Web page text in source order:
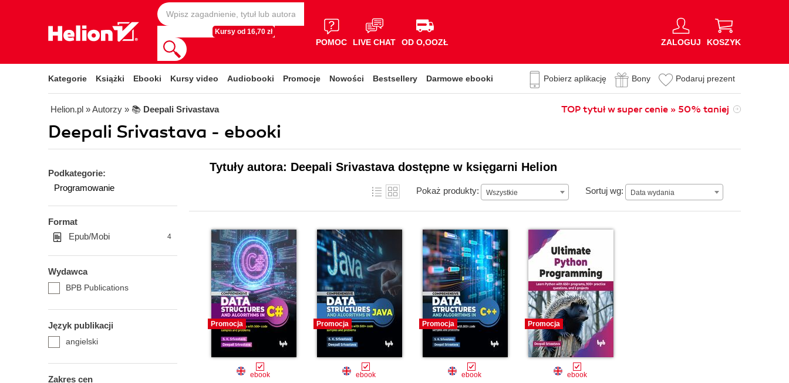
Kursy od 16,70 zł
POMOC LIVE CHAT OD O,OOZŁ ZALOGUJ KOSZYK
Kategorie Książki Ebooki Kursy video Audiobooki Promocje Nowości Bestsellery Darmowe ebooki Pobierz aplikację Bony Podaruj prezent
Helion.pl » Autorzy » 📚 Deepali Srivastava TOP tytuł w super cenie » 50% taniej
Deepali Srivastava - ebooki
Podkategorie:
Programowanie
Format
Epub/Mobi
4
Wydawca
BPB Publications
Język publikacji
angielski
Zakres cen
Tytuły autora: Deepali Srivastava dostępne w księgarni Helion
Pokaż produkty: Wszystkie Sortuj wg: Data wydania
Data wydania
Promocja
ebook
Promocja
ebook
Promocja
ebook
Promocja
ebook